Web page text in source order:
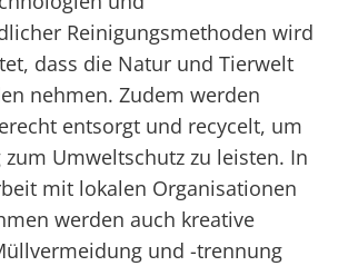
Reinigungsmethoden wird
dass die Natur und Tierwelt
nehmen. Zudem werden
entsorgt und recycelt, um
Umweltschutz zu leisten. In
mit lokalen Organisationen
werden auch kreative
und -trennung